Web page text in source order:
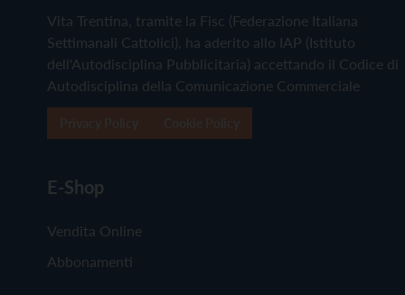
Vita Trentina, tramite la Fisc (Federazione Italiana
Settimanali Cattolici), ha aderito allo IAP (Istituto
dell'Autodisciplina Pubblicitaria) accettando il Codice di
Autodisciplina della Comunicazione Commerciale
E-Shop
Vendita Online
Abbonamenti